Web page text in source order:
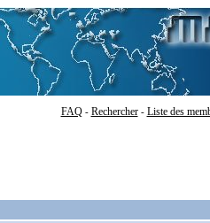
FAQ- Rechercher- Liste des